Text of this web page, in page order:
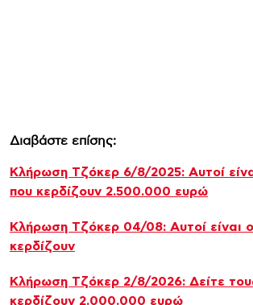
Διαβάστε επίσης:
Κλήρωση Τζόκερ 6/8/2025: Αυτοί
που κερδίζουν 2.500.000 ευρώ
Κλήρωση Τζόκερ 04/08: Αυτοί είναι
κερδίζουν
Κλήρωση Τζόκερ 2/8/2026: Δείτε
κερδίζουν 2.000.000 ευρώ